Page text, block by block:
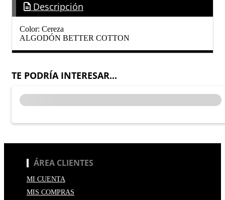
Descripción
Color: Cereza
ALGODÓN BETTER COTTON
TE PODRÍA INTERESAR...
ÁREA CLIENTES
MI CUENTA
MIS COMPRAS